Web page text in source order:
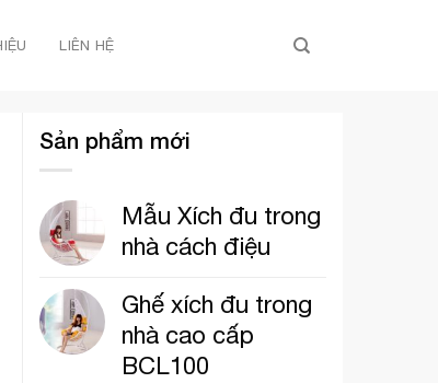
LIÊN HỆ
Sản phẩm mới
Mẫu Xích đu trong
nhà cách điệu
Ghế xích đu trong
nhà cao cấp
BCL100